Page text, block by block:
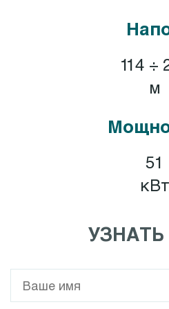
114 ÷
м
51
кВт